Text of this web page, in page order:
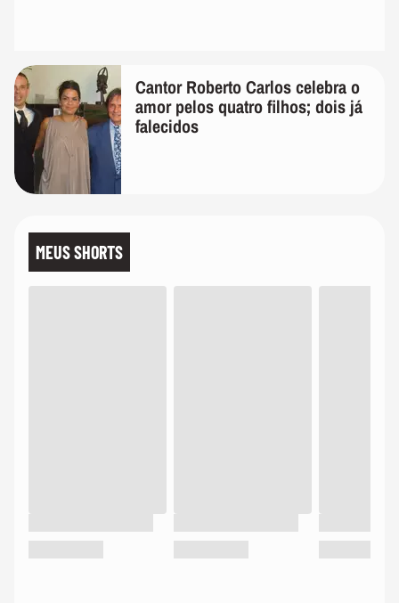
Cantor Roberto Carlos celebra o
amor pelos quatro filhos; dois já
falecidos
MEUS SHORTS